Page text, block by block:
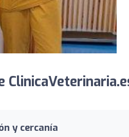
y cercanía